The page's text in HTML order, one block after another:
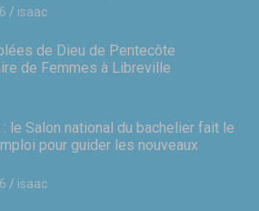
isaac
de Dieu de Pentecôte
de Femmes à Libreville
: le Salon national du bachelier fait le
pour guider les nouveaux
isaac